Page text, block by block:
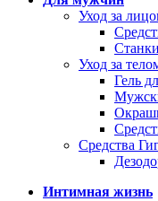
Уход за
Уход за
Гель
Средства
Интимная жизнь